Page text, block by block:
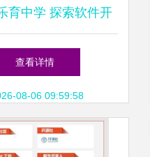
育中学 探索软件开
路径，为梅州科技发
注入青春力量
查看详情
08-06 09:59:58